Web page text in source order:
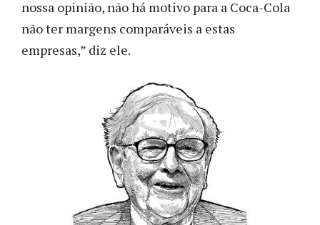
nossa opinião, não há motivo para a Coca-Cola
não ter margens comparáveis a estas
empresas,” diz ele.